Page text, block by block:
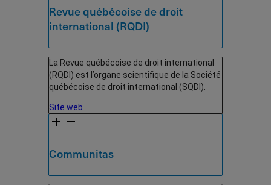
Revue québécoise de droit
international (RQDI)
La Revue québécoise de droit international
(RQDI) est l’organe scientifique de la Société
québécoise de droit international (SQDI).
Site web
Communitas